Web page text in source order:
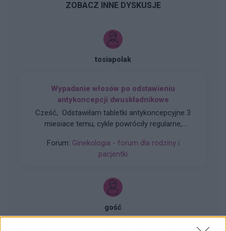
ZOBACZ INNE DYSKUSJE
tosiapolak
Wypadanie włosów po odstawieniu
antykoncepcji dwuskładnikowe
Cześć, Odstawiłam tabletki antykoncepcyjne 3
miesiace temu, cykle powróciły regularne,
zwiększone wypadanie włosów oraz pieczenie
skory glowy przy dotyku. Kiedy u Was po
zmniejszyło wypadanie włosów? Też miałyście
takie problemy?
Forum: Ginekologia - forum dla rodziny i
pacjentki
gość